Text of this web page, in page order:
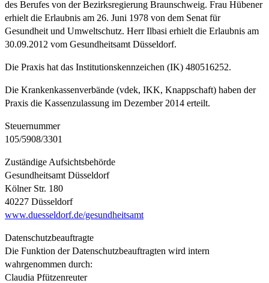
des Berufes von der Bezirksregierung Braunschweig. Frau Hübener
erhielt die Erlaubnis am 26. Juni 1978 von dem Senat für
Gesundheit und Umweltschutz. Herr Ilbasi erhielt die Erlaubnis am
30.09.2012 vom Gesundheitsamt Düsseldorf.
Die Praxis hat das Institutionskennzeichen (IK) 480516252.
Die Krankenkassenverbände (vdek, IKK, Knappschaft) haben der
Praxis die Kassenzulassung im Dezember 2014 erteilt.
Steuernummer
105/5908/3301
Zuständige Aufsichtsbehörde
Gesundheitsamt Düsseldorf
Kölner Str. 180
40227 Düsseldorf
www.duesseldorf.de/gesundheitsamt
Datenschutzbeauftragte
Die Funktion der Datenschutzbeauftragten wird intern
wahrgenommen durch:
Claudia Pfützenreuter